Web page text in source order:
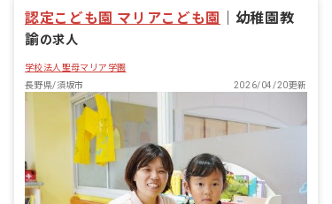
認定こども園 マリアこども園
幼稚園教
諭の求人
学校法人聖母マリア学園
長野県/須坂市
2026/04/20更新